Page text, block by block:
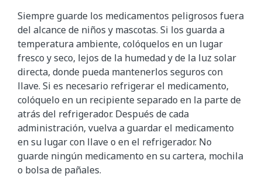
Siempre guarde los medicamentos peligrosos fuera
del alcance de niños y mascotas. Si los guarda a
temperatura ambiente, colóquelos en un lugar
fresco y seco, lejos de la humedad y de la luz solar
directa, donde pueda mantenerlos seguros con
llave. Si es necesario refrigerar el medicamento,
colóquelo en un recipiente separado en la parte de
atrás del refrigerador. Después de cada
administración, vuelva a guardar el medicamento
en su lugar con llave o en el refrigerador. No
guarde ningún medicamento en su cartera, mochila
o bolsa de pañales.